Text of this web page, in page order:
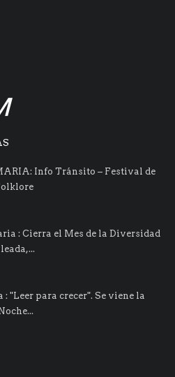
Info Tránsito – Festival de
: Cierra el Mes de la Diversidad
: "Leer para crecer". Se viene la